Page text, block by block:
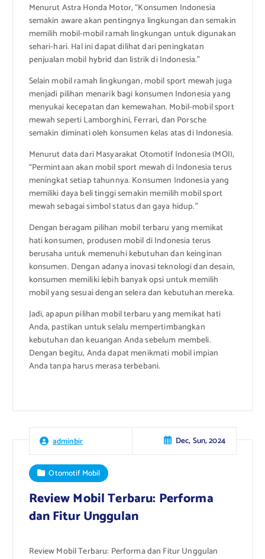
Menurut Astra Honda Motor, “Konsumen Indonesia
semakin aware akan pentingnya lingkungan dan semakin
memilih mobil-mobil ramah lingkungan untuk digunakan
sehari-hari. Hal ini dapat dilihat dari peningkatan
penjualan mobil hybrid dan listrik di Indonesia.”
Selain mobil ramah lingkungan, mobil sport mewah juga
menjadi pilihan menarik bagi konsumen Indonesia yang
menyukai kecepatan dan kemewahan. Mobil-mobil sport
mewah seperti Lamborghini, Ferrari, dan Porsche
semakin diminati oleh konsumen kelas atas di Indonesia.
Menurut data dari Masyarakat Otomotif Indonesia (MOI),
“Permintaan akan mobil sport mewah di Indonesia terus
meningkat setiap tahunnya. Konsumen Indonesia yang
memiliki daya beli tinggi semakin memilih mobil sport
mewah sebagai simbol status dan gaya hidup.”
Dengan beragam pilihan mobil terbaru yang memikat
hati konsumen, produsen mobil di Indonesia terus
berusaha untuk memenuhi kebutuhan dan keinginan
konsumen. Dengan adanya inovasi teknologi dan desain,
konsumen memiliki lebih banyak opsi untuk memilih
mobil yang sesuai dengan selera dan kebutuhan mereka.
Jadi, apapun pilihan mobil terbaru yang memikat hati
Anda, pastikan untuk selalu mempertimbangkan
kebutuhan dan keuangan Anda sebelum membeli.
Dengan begitu, Anda dapat menikmati mobil impian
Anda tanpa harus merasa terbebani.
adminbir Dec, Sun, 2024
Otomotif Mobil
Review Mobil Terbaru: Performa
dan Fitur Unggulan
Review Mobil Terbaru: Performa dan Fitur Unggulan